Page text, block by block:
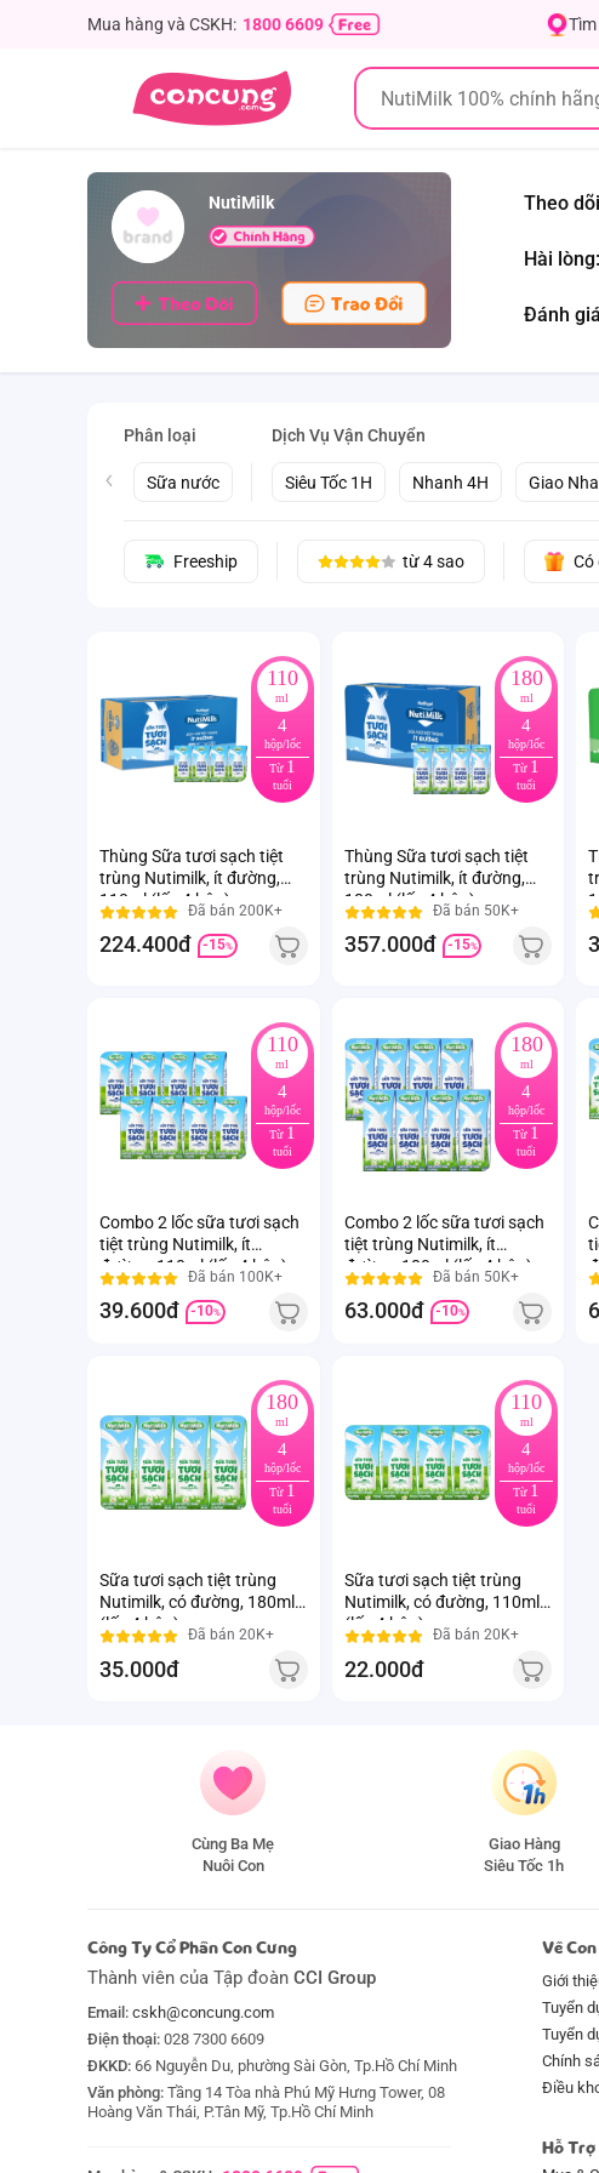
Mua hàng và CSKH: 1800 6609 Tìm
NutiMilk Theo
Hài lòng:
Đánh
Phân loại
Sữa nước
Dịch Vụ Vận Chuyển
Siêu Tốc 1H Nhanh 4H Giao
Freeship từ 4 sao Có
110
ml
4
hộp/lốc
Từ 1
tuổi
Thùng Sữa tươi sạch tiệt
trùng Nutimilk, ít đường,
110ml (lốc 4 hộp)
Đã bán 200K+
224.400đ -15%
180
ml
4
hộp/lốc
Từ 1
tuổi
Thùng Sữa tươi sạch tiệt
trùng Nutimilk, ít đường,
180ml (lốc 4 hộp)
Đã bán 50K+
357.000đ -15%
110
ml
4
hộp/lốc
Từ 1
tuổi
Combo 2 lốc sữa tươi sạch
tiệt trùng Nutimilk, ít
đường, 110ml (lốc 4 hộp)
Đã bán 100K+
39.600đ -10%
180
ml
4
hộp/lốc
Từ 1
tuổi
Combo 2 lốc sữa tươi sạch
tiệt trùng Nutimilk, ít
đường, 180ml (lốc 4 hộp)
Đã bán 50K+
63.000đ -10%
180
ml
4
hộp/lốc
Từ 1
tuổi
Sữa tươi sạch tiệt trùng
Nutimilk, có đường, 180ml
(lốc 4 hộp)
Đã bán 20K+
35.000đ
110
ml
4
hộp/lốc
Từ 1
tuổi
Sữa tươi sạch tiệt trùng
Nutimilk, có đường, 110ml
(lốc 4 hộp)
Đã bán 20K+
22.000đ
Cùng Ba Mẹ
Nuôi Con
Giao Hàng
Siêu Tốc 1h
Công Ty Cổ Phần Con Cưng
Thành viên của Tập đoàn CCI Group
Email: cskh@concung.com
Điện thoại: 028 7300 6609
ĐKKD: 66 Nguyễn Du, phường Sài Gòn, Tp.Hồ Chí Minh
Văn phòng: Tầng 14 Tòa nhà Phú Mỹ Hưng Tower, 08
Hoàng Văn Thái, P.Tân Mỹ, Tp.Hồ Chí Minh
Về
Giới
Tuyển
Tuyển
Chính
Điều
Hỗ Trợ